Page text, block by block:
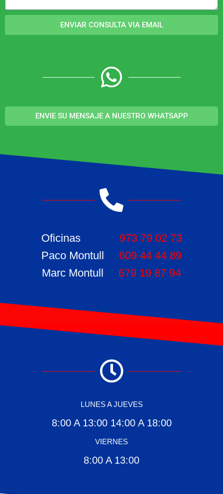
ENVIAR CONSULTA VIA EMAIL
ENVIE SU MENSAJE A NUESTRO WHATSAPP
Oficinas
973 79 02 73
Paco Montull
609 44 44 89
Marc Montull
679 19 87 94
LUNES A JUEVES
8:00 A 13:00 14:00 A 18:00
VIERNES
8:00 A 13:00